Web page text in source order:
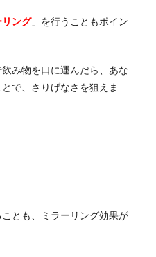
ング」を行うこともポイン
み物を口に運んだら、あな
で、さりげなさを狙えま
とも、ミラーリング効果が